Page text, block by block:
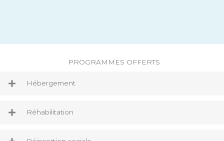
PROGRAMMES OFFERTS
Hébergement
Réhabilitation